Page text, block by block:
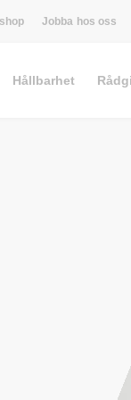
Jobba hos oss
Hållbarhet